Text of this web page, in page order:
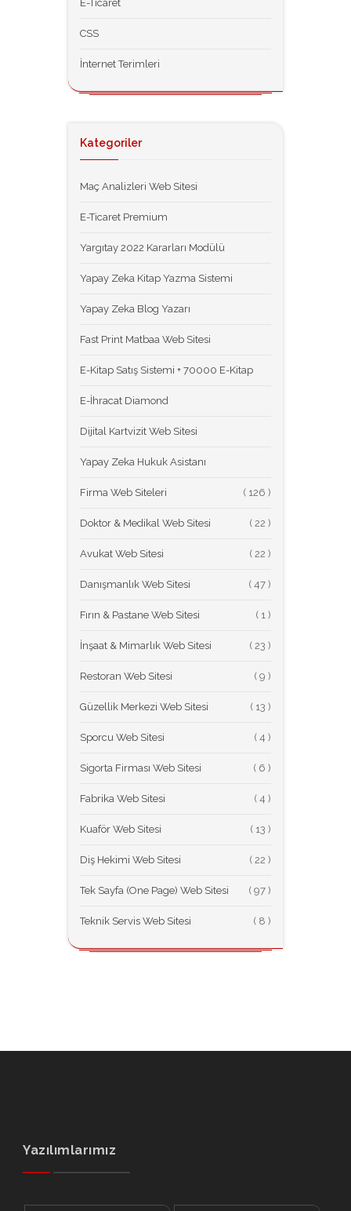
E-Ticaret
CSS
İnternet Terimleri
Kategoriler
Maç Analizleri Web Sitesi
E-Ticaret Premium
Yargıtay 2022 Kararları Modülü
Yapay Zeka Kitap Yazma Sistemi
Yapay Zeka Blog Yazarı
Fast Print Matbaa Web Sitesi
E-Kitap Satış Sistemi + 70000 E-Kitap
E-İhracat Diamond
Dijital Kartvizit Web Sitesi
Yapay Zeka Hukuk Asistanı
Firma Web Siteleri (
Doktor & Medikal Web Sitesi (
Avukat Web Sitesi (
Danışmanlık Web Sitesi (
Fırın & Pastane Web Sitesi (
İnşaat & Mimarlık Web Sitesi (
Restoran Web Sitesi (
Güzellik Merkezi Web Sitesi (
Sporcu Web Sitesi (
Sigorta Firması Web Sitesi (
Fabrika Web Sitesi (
Kuaför Web Sitesi (
Diş Hekimi Web Sitesi (
Tek Sayfa (One Page) Web Sitesi (
Teknik Servis Web Sitesi (
Yazılımlarımız